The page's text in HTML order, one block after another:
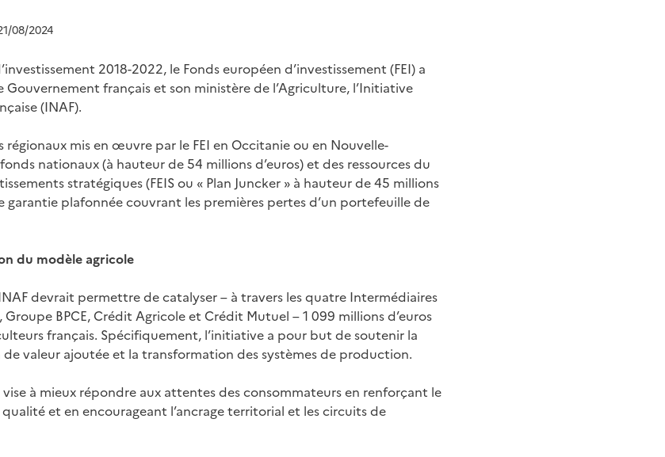
08/2024
2018-2022, le Fonds européen d’investissement (FEI) a
français et son ministère de l’Agriculture, l’Initiative
(INAF).
mis en œuvre par le FEI en Occitanie ou en Nouvelle-
nationaux (à hauteur de 54 millions d’euros) et des ressources du
stratégiques (FEIS ou « Plan Juncker » à hauteur de 45 millions
garantie plafonnée couvrant les premières pertes d’un portefeuille de
du modèle agricole
devrait permettre de catalyser – à travers les quatre Intermédiaires
Groupe BPCE, Crédit Agricole et Crédit Mutuel – 1 099 millions d’euros
français. Spécifiquement, l’initiative a pour but de soutenir la
valeur ajoutée et la transformation des systèmes de production.
à mieux répondre aux attentes des consommateurs en renforçant le
et en encourageant l’ancrage territorial et les circuits de